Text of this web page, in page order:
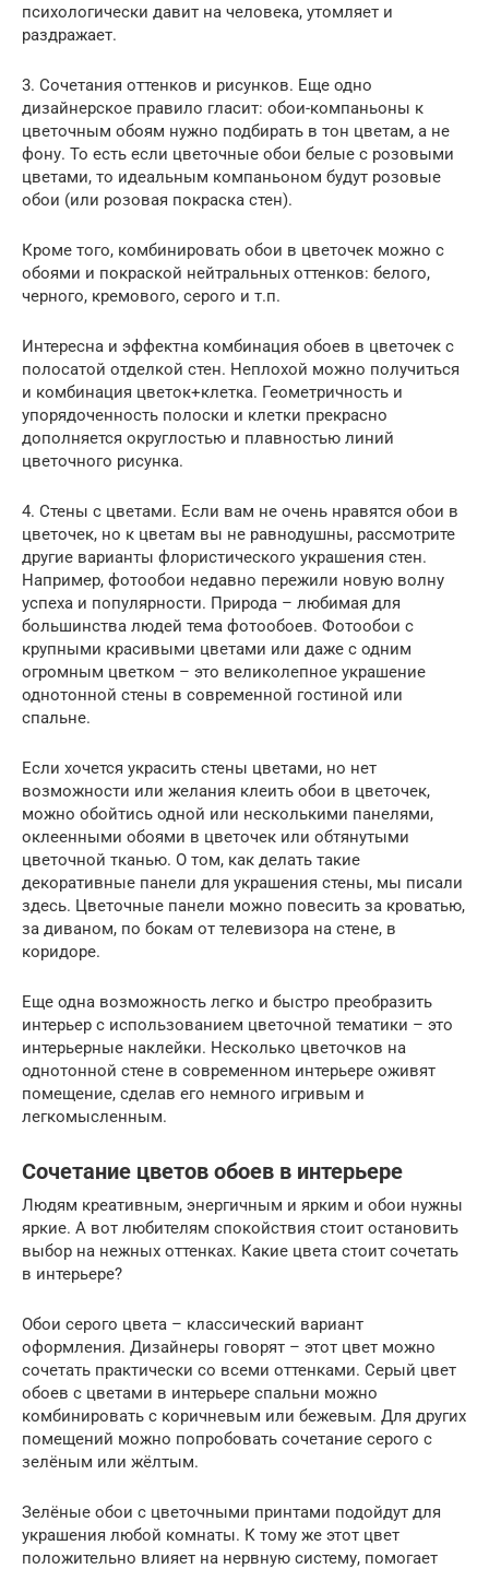
психологически давит на человека, утомляет и
раздражает.
3. Сочетания оттенков и рисунков. Еще одно
дизайнерское правило гласит: обои-компаньоны к
цветочным обоям нужно подбирать в тон цветам, а не
фону. То есть если цветочные обои белые с розовыми
цветами, то идеальным компаньоном будут розовые
обои (или розовая покраска стен).
Кроме того, комбинировать обои в цветочек можно с
обоями и покраской нейтральных оттенков: белого,
черного, кремового, серого и т.п.
Интересна и эффектна комбинация обоев в цветочек с
полосатой отделкой стен. Неплохой можно получиться
и комбинация цветок+клетка. Геометричность и
упорядоченность полоски и клетки прекрасно
дополняется округлостью и плавностью линий
цветочного рисунка.
4. Стены с цветами. Если вам не очень нравятся обои в
цветочек, но к цветам вы не равнодушны, рассмотрите
другие варианты флористического украшения стен.
Например, фотообои недавно пережили новую волну
успеха и популярности. Природа – любимая для
большинства людей тема фотообоев. Фотообои с
крупными красивыми цветами или даже с одним
огромным цветком – это великолепное украшение
однотонной стены в современной гостиной или
спальне.
Если хочется украсить стены цветами, но нет
возможности или желания клеить обои в цветочек,
можно обойтись одной или несколькими панелями,
оклеенными обоями в цветочек или обтянутыми
цветочной тканью. О том, как делать такие
декоративные панели для украшения стены, мы писали
здесь. Цветочные панели можно повесить за кроватью,
за диваном, по бокам от телевизора на стене, в
коридоре.
Еще одна возможность легко и быстро преобразить
интерьер с использованием цветочной тематики – это
интерьерные наклейки. Несколько цветочков на
однотонной стене в современном интерьере оживят
помещение, сделав его немного игривым и
легкомысленным.
Сочетание цветов обоев в интерьере
Людям креативным, энергичным и ярким и обои нужны
яркие. А вот любителям спокойствия стоит остановить
выбор на нежных оттенках. Какие цвета стоит сочетать
в интерьере?
Обои серого цвета – классический вариант
оформления. Дизайнеры говорят – этот цвет можно
сочетать практически со всеми оттенками. Серый цвет
обоев с цветами в интерьере спальни можно
комбинировать с коричневым или бежевым. Для других
помещений можно попробовать сочетание серого с
зелёным или жёлтым.
Зелёные обои с цветочными принтами подойдут для
украшения любой комнаты. К тому же этот цвет
положительно влияет на нервную систему, помогает